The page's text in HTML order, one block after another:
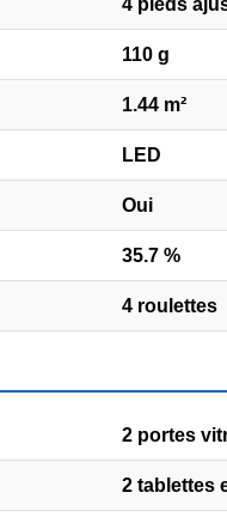
110 g
1.44 m²
LED
Oui
35.7 %
4 roulettes
2 portes
2 tablettes